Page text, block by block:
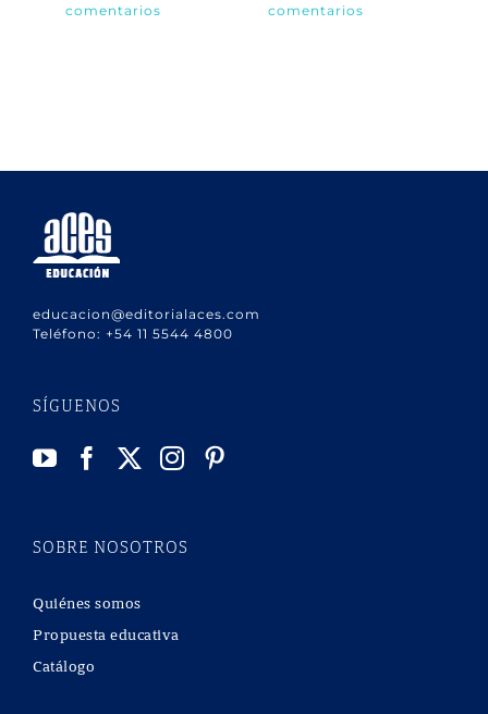
comentarios
comentarios
educacion@editorialaces.com
Teléfono: +54 11 5544 4800
SÍGUENOS
SOBRE NOSOTROS
Quiénes somos
Propuesta educativa
Catálogo